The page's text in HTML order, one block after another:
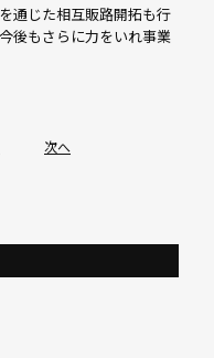
通じた相互販路開拓も行
後もさらに力をいれ事業
次へ︎